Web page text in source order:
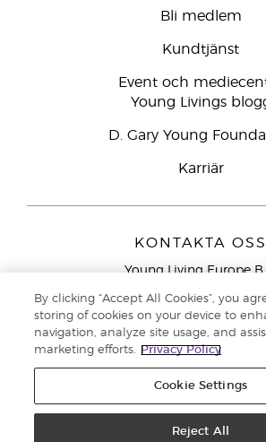
Bli medlem
Kundtjänst
Event och
Young Livings
D. Gary Young
Karriär
KONTAKTA OSS
Young Living Europe
9727 AJ Groningen
Nederländerna
Kundtjänst – Avgiftsfritt
mobiltelefon):020
Sekretess
By clicking “Accept All Cookies”, you
storing of cookies on your device to
navigation, analyze site usage, and
marketing efforts.
Privacy Policy
Cookie Settings
Reject All